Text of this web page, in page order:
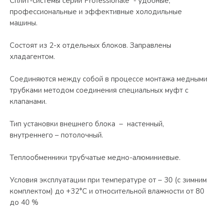
профессиональные и эффективные холодильные
машины.
Состоят из 2-х отдельных блоков. Заправлены
хладагентом.
Соединяются между собой в процессе монтажа медными
трубками методом соединения специальных муфт с
клапанами.
Тип установки внешнего блока – настенный,
внутреннего – потолочный.
Теплообменники трубчатые медно-алюминиевые.
Условия эксплуатации при температуре от – 30 (с зимним
комплектом) до +32°С и относительной влажности от 80
до 40 %